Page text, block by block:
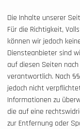
Die Inhalte unserer
Für die Richtigkeit,
können wir jedoch
Diensteanbieter sind
auf diesen Seiten
verantwortlich. Nach
jedoch nicht
Informationen zu
die auf eine
zur Entfernung oder